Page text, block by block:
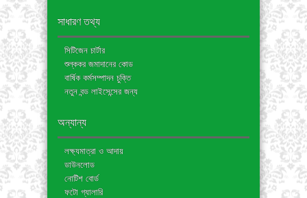
সাধারণ তথ্য
সিটিজেন চার্টার
শুল্ককর জমাদানের কোড
বার্ষিক কর্মসম্পাদন চুক্তি
নতুন বন্ড লাইসেন্সের জন্য
অন্যান্য
লক্ষ্যমাত্রা ও আদায়
ডাউনলোড
নোটিশ বোর্ড
ফটো গ্যালারি